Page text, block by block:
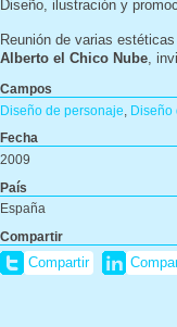
Diseño, ilustración y
Reunión de varias
Alberto el Chico Nube,
Campos
Diseño de personaje
Diseño
Fecha
2009
País
España
Compartir
Compartir